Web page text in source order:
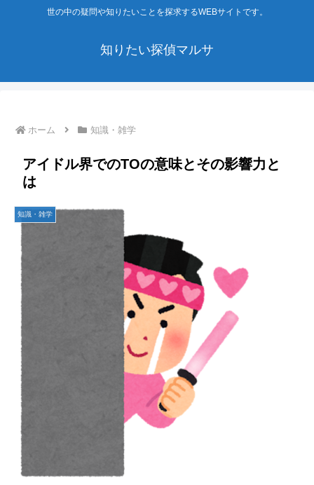
世の中の疑問や知りたいことを探求するWEBサイトです。
知りたい探偵マルサ
ホーム 知識・雑学
アイドル界でのTOの意味とその影響力と
は
知識・雑学